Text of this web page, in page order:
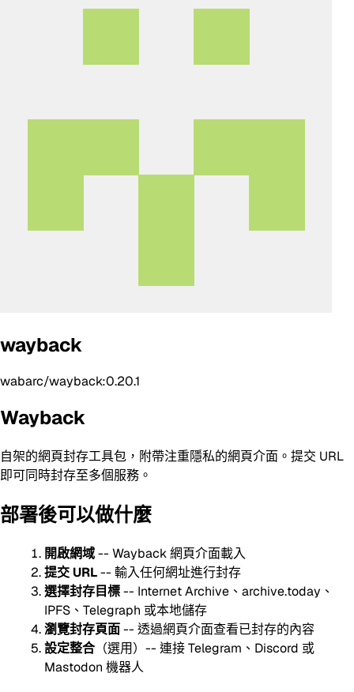
wayback
wabarc/wayback:0.20.1
Wayback
自架的網頁封存工具包，附帶注重隱私的網頁介面。提交 URL
即可同時封存至多個服務。
部署後可以做什麼
開啟網域-- Wayback 網頁介面載入
提交 URL-- 輸入任何網址進行封存
選擇封存目標-- Internet Archive、archive.today、
IPFS、Telegraph 或本地儲存
瀏覽封存頁面-- 透過網頁介面查看已封存的內容
設定整合 （選用）-- 連接 Telegram、Discord 或
Mastodon 機器人